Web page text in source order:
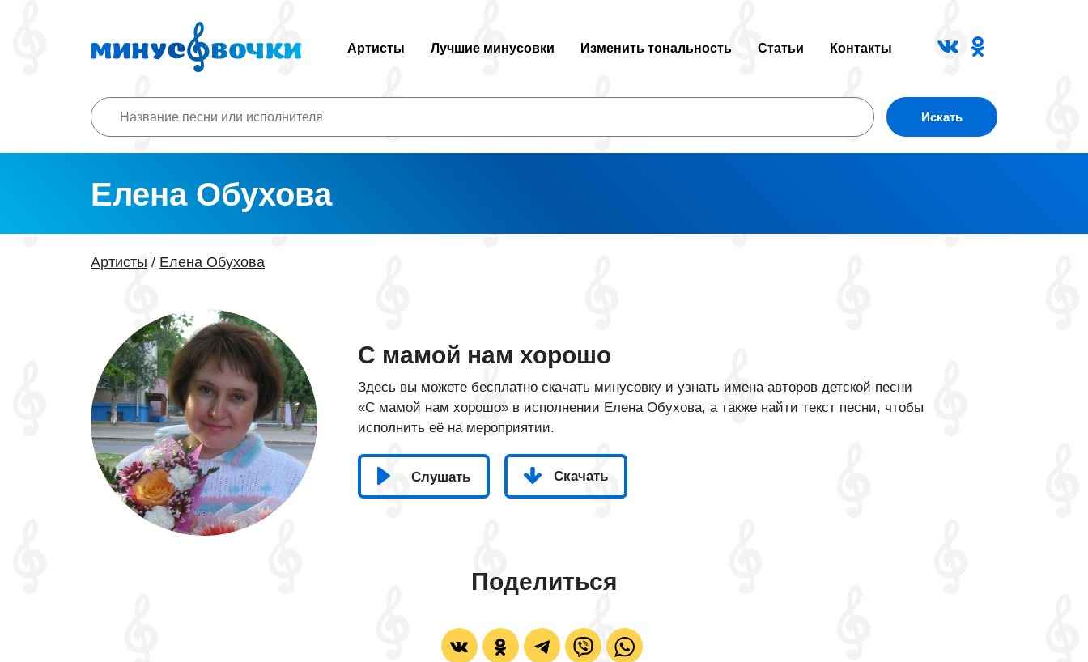
Артисты Лучшие минусовки Изменить тональность Статьи Контакты
Искать
Елена Обухова
Артисты / Елена Обухова
С мамой нам хорошо
Здесь вы можете бесплатно скачать минусовку и узнать имена авторов детской песни
«С мамой нам хорошо» в исполнении Елена Обухова, а также найти текст песни, чтобы
исполнить её на мероприятии.
Слушать Скачать
Поделиться